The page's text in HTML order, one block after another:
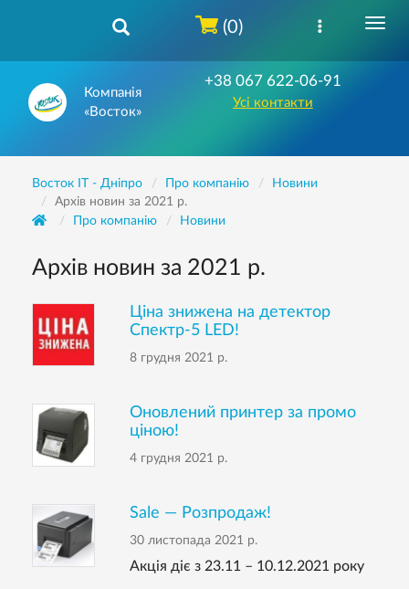
Компанія
«Восток»
+38 067 622-06-91
Усі контакти
(0)
Восток IT - Дніпро Про компанію
Новини
Архів новин за 2021 р.
Про компанію
Новини
Архів новин за 2021 р.
Ціна знижена на детектор
Спектр-5 LED!
8 грудня 2021 р.
Оновлений принтер за промо
ціною!
4 грудня 2021 р.
Sale — Розпродаж!
30 листопада 2021 р.
Акція діє з 23.11 – 10.12.2021 року